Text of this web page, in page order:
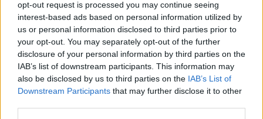
opt-out request is processed you may continue seeing
interest-based ads based on personal information utilized by
us or personal information disclosed to third parties prior to
your opt-out. You may separately opt-out of the further
disclosure of your personal information by third parties on the
IAB’s list of downstream participants. This information may
also be disclosed by us to third parties on the IAB’s List of
Downstream Participants that may further disclose it to other
Autostrada Elbasan-
Rrogozhinë, ARRSH: Nyja
lidhëse në Papër do të
ndërtohet në një fazë të
dytë
FOTO/ Tërmeti me
magnitudë 7.4 godet
Kolumbinë, 110 viktima
dhe persona ende të
bllokuar nën rrënoja